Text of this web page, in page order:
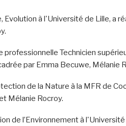
à l'Université de Lille, a
Technicien
par Emma Becuwe, Mélanie
de la Nature à la MFR de
Mélanie Rocroy.
de l’Environnement à